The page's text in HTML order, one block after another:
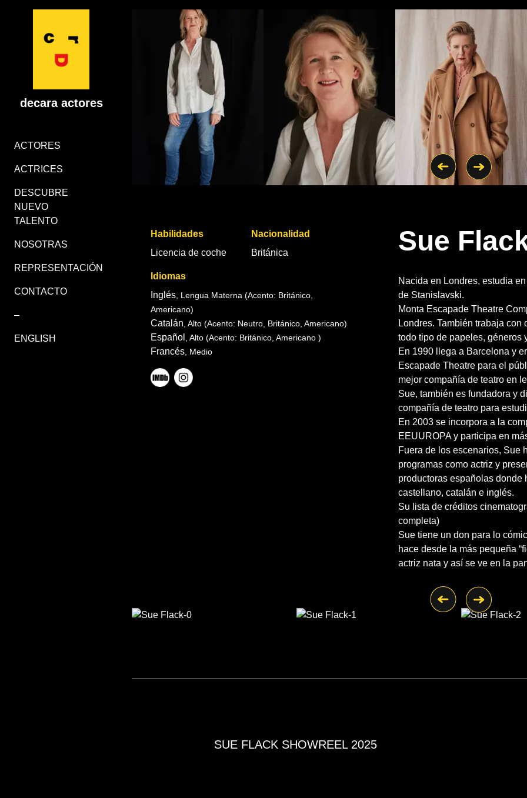
decara actores
ACTORES
ACTRICES
DESCUBRE
NUEVO
TALENTO
NOSOTRAS
REPRESENTACIÓN
CONTACTO
–
ENGLISH
Habilidades
Licencia de coche
Nacionalidad
Británica
Idiomas
Inglés , Lengua Materna (Acento: Británico,
Americano)
Catalán , Alto (Acento: Neutro, Británico, Americano)
Español , Alto (Acento: Británico, Americano )
Francés , Medio
Sue
Nacida en Londres, estudia
de Stanislavski.
Monta Escapade Theatre
Londres. También trabaja
todo tipo de papeles, géneros
En 1990 llega a Barcelona y
Escapade Theatre para el
mejor compañía de teatro en
Sue, también es fundadora y
compañía de teatro para
En 2003 se incorpora a la
EEUUROPA y participa en
Fuera de los escenarios, Sue
programas como actriz y
productoras españolas donde
castellano, catalán e inglés.
Su lista de créditos
completa)
Sue tiene un don para lo
hace desde la más pequeña
actriz nata y así se ve en la
SUE FLACK SHOWREEL 2025